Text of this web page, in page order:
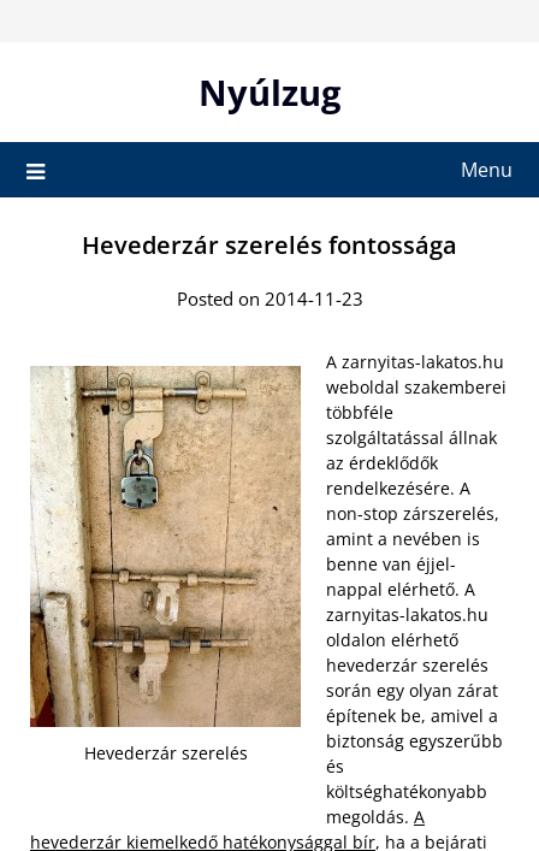
Nyúlzug
Menu
Hevederzár szerelés fontossága
Posted on 2014-11-23
Hevederzár szerelés
A zarnyitas-lakatos.hu
weboldal szakemberei
többféle
szolgáltatással állnak
az érdeklődők
rendelkezésére. A
non-stop zárszerelés,
amint a nevében is
benne van éjjel-
nappal elérhető. A
zarnyitas-lakatos.hu
oldalon elérhető
hevederzár szerelés
során egy olyan zárat
építenek be, amivel a
biztonság egyszerűbb
és
költséghatékonyabb
megoldás. A
hevederzár kiemelkedő hatékonysággal bír, ha a bejárati